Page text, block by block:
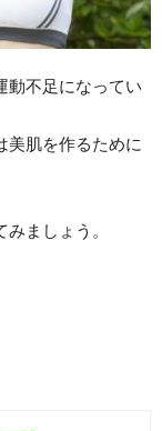
動不足になってい
美肌を作るために
ましょう。